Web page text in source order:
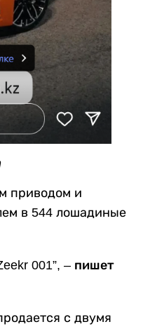
приводом и
в 544 лошадиные
001”, – пишет
с двумя